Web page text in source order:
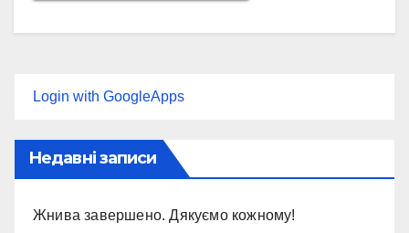
Login with GoogleApps
Недавні записи
Жнива завершено. Дякуємо кожному!